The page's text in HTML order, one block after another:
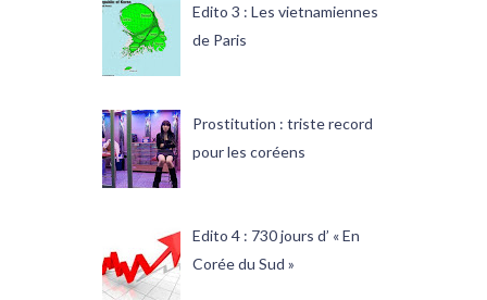
Edito 3 : Les vietnamiennes
de Paris
Prostitution : triste record
pour les coréens
Edito 4 : 730 jours d’ « En
Corée du Sud »